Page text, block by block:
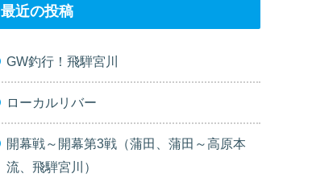
最近の投稿
GW釣行！飛騨宮川
ローカルリバー
開幕戦～開幕第3戦（蒲田、蒲田～高原本
流、飛騨宮川）